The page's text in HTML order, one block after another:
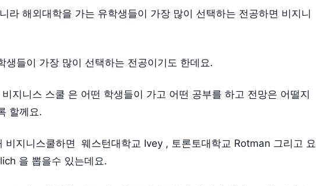
라 해외대학을 가는 유학생들이 가장 많이 선택하는 전공하면 비지니
생들이 가장 많이 선택하는 전공이기도 한데요.
지니스 스쿨 은 어떤 학생들이 가고 어떤 공부를 하고 전망은 어떨지
할께요.
비지니스쿨하면 웨스턴대학교 Ivey , 토론토대학교 Rotman 그리고 요
을 뽑을수 있는데요.